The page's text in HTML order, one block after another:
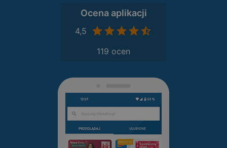
Ocena aplikacji
4,5
119 ocen